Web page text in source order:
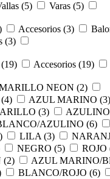
(5)
Varas (5)
Accesorios (3)
(3)
Accesorios (19)
NEON (2)
AZUL MARINO (3)
(3)
AZULINO (6)
LILA (3)
NEGRO (5) ROJO
(2)
AZUL MARINO/
BLANCO/ROJO (6)